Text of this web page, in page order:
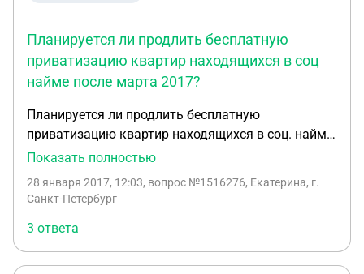
Планируется ли продлить бесплатную
приватизацию квартир находящихся в соц
найме после марта 2017?
Планируется ли продлить бесплатную
приватизацию квартир находящихся в соц. найме
после марта 2017? Сколько будет стоить платная
квартиры или платной станет оформление в
Показать полностью
28 января 2017, 12:03, вопрос №1516276, Екатерина, г.
Санкт-Петербург
3 ответа